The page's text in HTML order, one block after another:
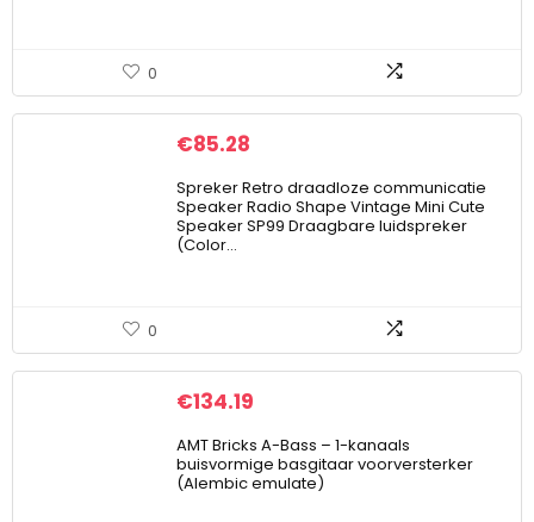
0
€85.28
Spreker Retro draadloze communicatie
Speaker Radio Shape Vintage Mini Cute
Speaker SP99 Draagbare luidspreker
(Color…
0
€134.19
AMT Bricks A-Bass – 1-kanaals
buisvormige basgitaar voorversterker
(Alembic emulate)